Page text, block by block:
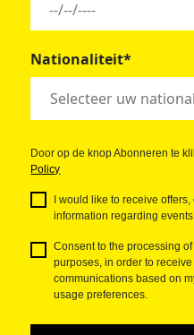
Nationaliteit*
Door op de knop Abonneren te
Policy
I would like to receive
information regarding
Consent to the processing
purposes, in order to
communications based on
usage preferences.